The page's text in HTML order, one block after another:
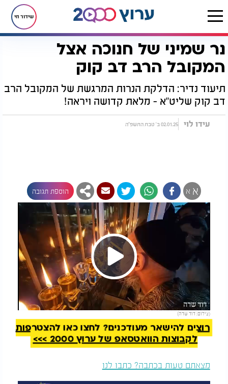
שידור חי
דף הבית חדשות חצרות הקודש נר שמיני של חנוכה אצל המקובל הרב דב קוק
נר שמיני של חנוכה אצל
המקובל הרב דב קוק
תיעוד נדיר: הדלקת הנרות המרגשת של המקובל הרב
דב קוק שליט"א - מלאת קדושה ויראה!
עידו לוי 02.01.25 ב' טבת התשפ"ה
א א הוספת תגובה
Play
Video
(צילום: דוד שדה)
להמשך קריאה
רוצים להישאר מעודכנים? לחצו כאן להצטרפות
לקבוצות הוואטסאפ של ערוץ 2000 >>>
מצאתם טעות בכתבה? כתבו לנו